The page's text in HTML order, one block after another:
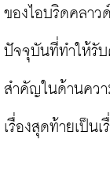
ของไอบริดคลาว
ปัจจุบันที่ทำให้รั
สำคัญในด้านควา
เรื่องสุดท้ายเป็น